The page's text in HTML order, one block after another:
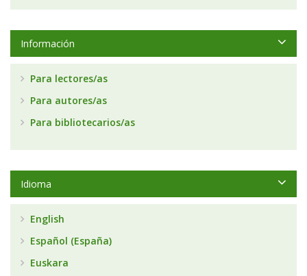
Información
Para lectores/as
Para autores/as
Para bibliotecarios/as
Idioma
English
Español (España)
Euskara